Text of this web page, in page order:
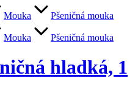
Mouka Pšeničná mouka
Mouka Pšeničná mouka
hladká, 1